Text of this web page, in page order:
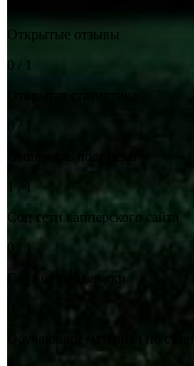
Открытые отзывы
0 / 1
Соц сети капперского сайта
0 / 1
Служба поддержки
Обучающий материал по